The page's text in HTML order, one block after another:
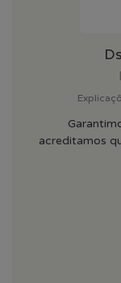
acreditamos